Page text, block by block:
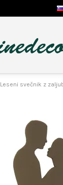
Leseni svečnik z